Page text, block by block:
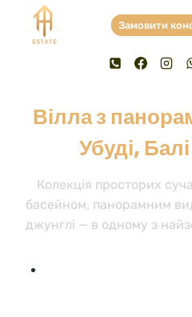
content
Замовити
Вілла з
Убуді,
Колекція просторих
басейном, панорамним
джунглі — в одному з